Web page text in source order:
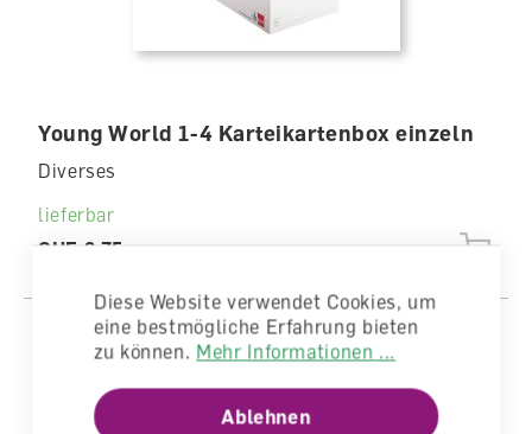
Young World 1-4 Karteikartenbox einzeln
Diverses
lieferbar
CHF 2.75
Diese Website verwendet Cookies, um
eine bestmögliche Erfahrung bieten
zu können. Mehr Informationen ...
Ablehnen